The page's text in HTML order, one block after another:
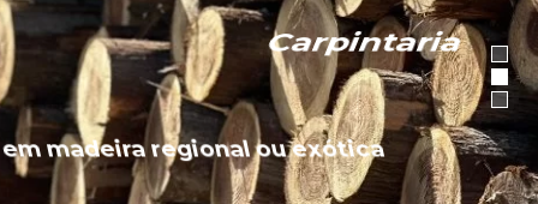
Carpintaria
Trabalhos em madeira regional ou exótica